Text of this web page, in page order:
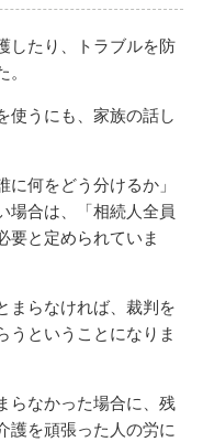
したり、トラブルを防
使うにも、家族の話し
何をどう分けるか」
場合は、「相続人全員
要と定められていま
まらなければ、裁判を
うということになりま
らなかった場合に、残
護を頑張った人の労に